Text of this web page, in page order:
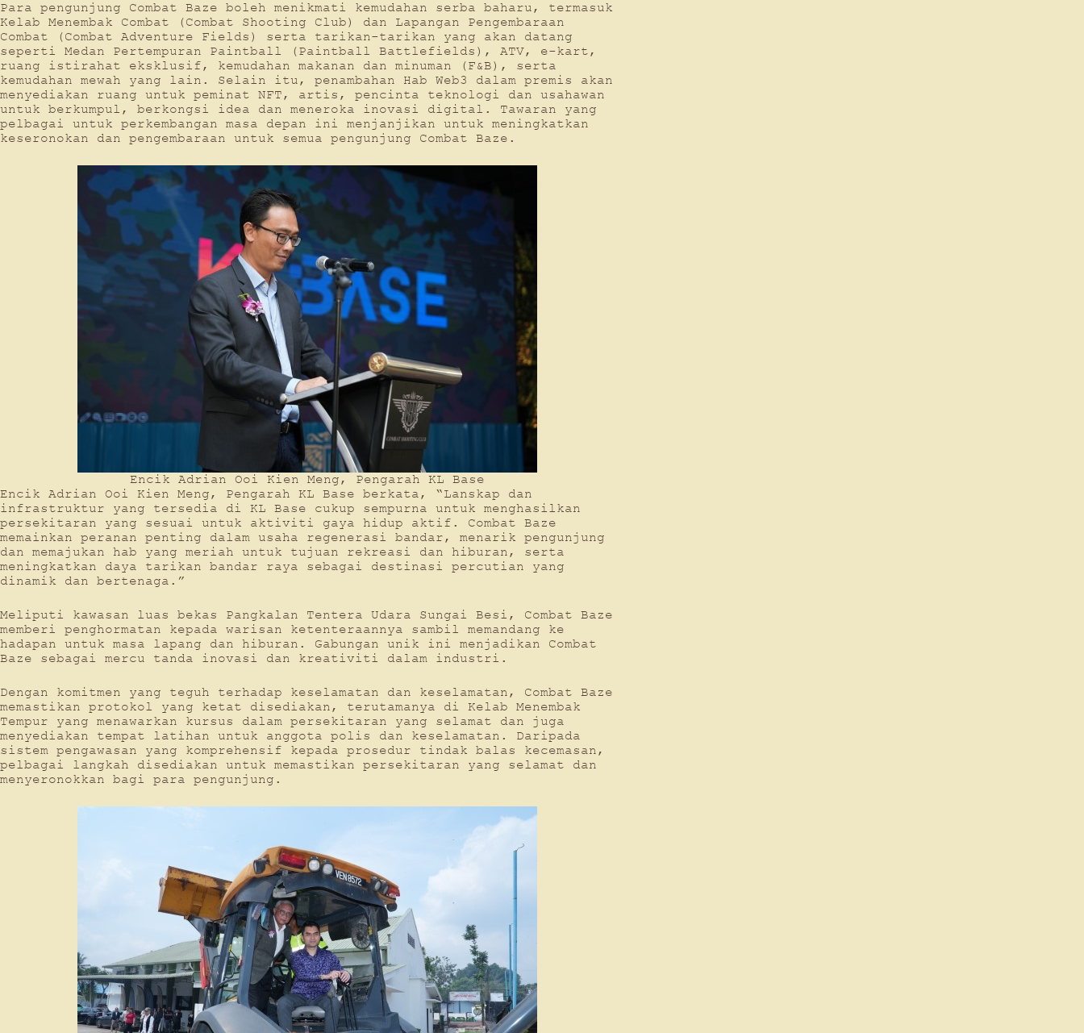
Para pengunjung Combat Baze boleh menikmati kemudahan serba baharu, termasuk
Kelab Menembak Combat (Combat Shooting Club) dan Lapangan Pengembaraan
Combat (Combat Adventure Fields) serta tarikan-tarikan yang akan datang
seperti Medan Pertempuran Paintball (Paintball Battlefields), ATV, e-kart,
ruang istirahat eksklusif, kemudahan makanan dan minuman (F&B), serta
kemudahan mewah yang lain. Selain itu, penambahan Hab Web3 dalam premis akan
menyediakan ruang untuk peminat NFT, artis, pencinta teknologi dan usahawan
untuk berkumpul, berkongsi idea dan meneroka inovasi digital. Tawaran yang
pelbagai untuk perkembangan masa depan ini menjanjikan untuk meningkatkan
keseronokan dan pengembaraan untuk semua pengunjung Combat Baze.
Encik Adrian Ooi Kien Meng, Pengarah KL Base
Encik Adrian Ooi Kien Meng, Pengarah KL Base berkata, “Lanskap dan
infrastruktur yang tersedia di KL Base cukup sempurna untuk menghasilkan
persekitaran yang sesuai untuk aktiviti gaya hidup aktif. Combat Baze
memainkan peranan penting dalam usaha regenerasi bandar, menarik pengunjung
dan memajukan hab yang meriah untuk tujuan rekreasi dan hiburan, serta
meningkatkan daya tarikan bandar raya sebagai destinasi percutian yang
dinamik dan bertenaga.”
Meliputi kawasan luas bekas Pangkalan Tentera Udara Sungai Besi, Combat Baze
memberi penghormatan kepada warisan ketenteraannya sambil memandang ke
hadapan untuk masa lapang dan hiburan. Gabungan unik ini menjadikan Combat
Baze sebagai mercu tanda inovasi dan kreativiti dalam industri.
Dengan komitmen yang teguh terhadap keselamatan dan keselamatan, Combat Baze
memastikan protokol yang ketat disediakan, terutamanya di Kelab Menembak
Tempur yang menawarkan kursus dalam persekitaran yang selamat dan juga
menyediakan tempat latihan untuk anggota polis dan keselamatan. Daripada
sistem pengawasan yang komprehensif kepada prosedur tindak balas kecemasan,
pelbagai langkah disediakan untuk memastikan persekitaran yang selamat dan
menyeronokkan bagi para pengunjung.